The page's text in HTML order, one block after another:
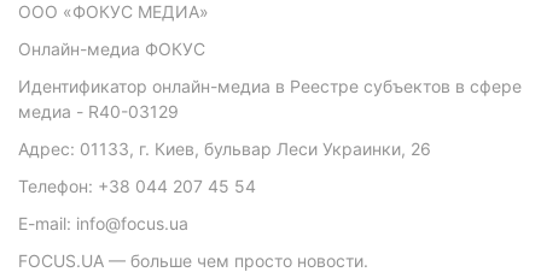
ООО «ФОКУС МЕДИА»
Онлайн-медиа ФОКУС
Идентификатор онлайн-медиа в Реестре субъектов в сфере
медиа - R40-03129
Адрес: 01133, г. Киев, бульвар Леси Украинки, 26
Телефон: +38 044 207 45 54
E-mail: info@focus.ua
FOCUS.UA — больше чем просто новости.